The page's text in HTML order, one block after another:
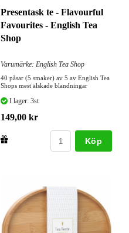
Presentask te - Flavourful
Favourites - English Tea
Shop
Varumärke: English Tea Shop
40 påsar (5 smaker) av 5 av English Tea
Shops mest älskade blandningar
I lager: 3st
149,00 kr
Köp